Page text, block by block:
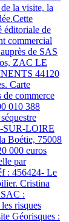
la visite, la
éditoriale de
commercial
de SAS
ZAC LE
44120
Carte
de commerce
010 388
SUR-LOIRE
Boétie, 75008
000 euros
par
: 456424- Le
Cristina
:
risques
Géorisques :